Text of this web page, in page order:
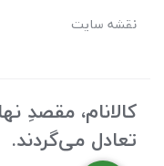
نقشه سایت
کالانام، مقصدِ
تعادل می‌گردند.